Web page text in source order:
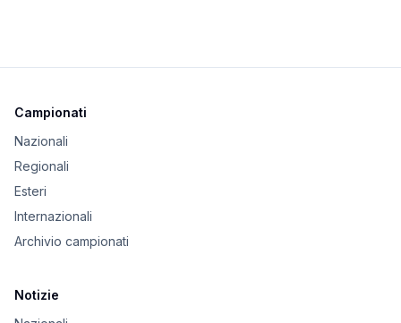
Campionati
Nazionali
Regionali
Esteri
Internazionali
Archivio campionati
Notizie